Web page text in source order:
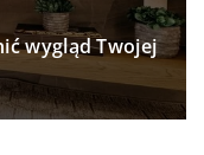
wygląd Twojej